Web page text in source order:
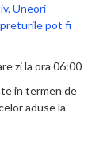
Uneori
pot fi
zi la ora 06:00
in termen de
aduse la